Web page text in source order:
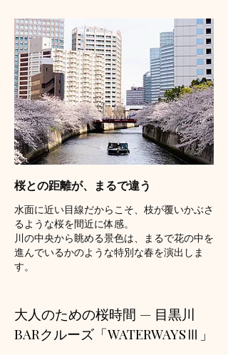
桜との距離が、まるで違う
水面に近い目線だからこそ、枝が覆いかぶさ
るような桜を間近に体感。
川の中央から眺める景色は、まるで花の中を
進んでいるかのような特別な春を演出しま
す。
大人のための桜時間 — 目黒川
BARクルーズ「WATERWAYSⅢ」